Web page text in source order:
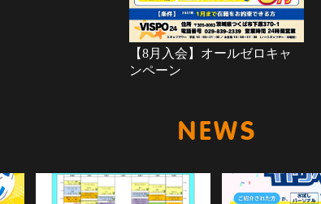
【8月入会】オールゼロキャ
ンペーン